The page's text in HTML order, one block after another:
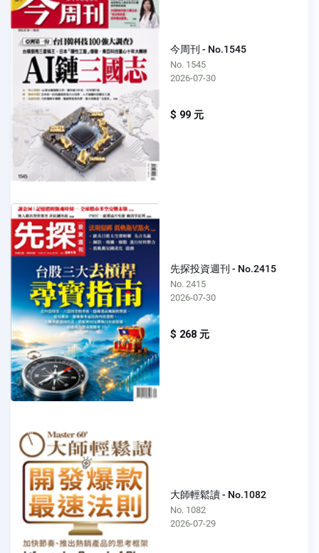
今周刊 - No.1545
No. 1545
2026-07-30
$ 99 元
先探投資週刊 - No.2415
No. 2415
2026-07-30
$ 268 元
大師輕鬆讀 - No.1082
No. 1082
2026-07-29